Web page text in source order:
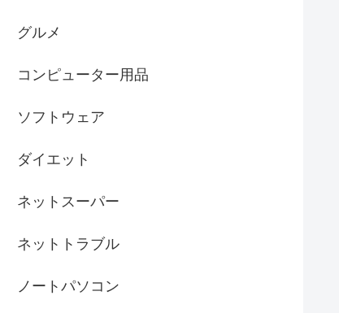
グルメ
コンピューター用品
ソフトウェア
ダイエット
ネットスーパー
ネットトラブル
ノートパソコン